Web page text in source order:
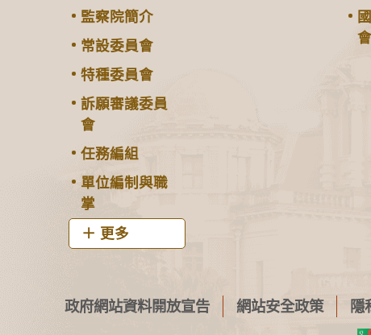
監察院簡介
常設委員會
特種委員會
訴願審議委員
會
任務編組
單位編制與職
掌
更多
政府網站資料開放宣告 網站安全政策 隱